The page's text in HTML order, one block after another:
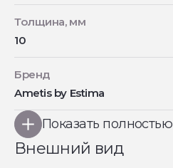
Толщина, мм
10
Бренд
Ametis by Estima
Показать полностью
Внешний вид